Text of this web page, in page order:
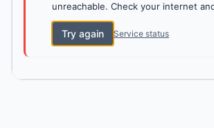
unreachable. Check your internet
Try again Service status